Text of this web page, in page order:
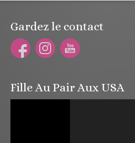
Gardez le contact
Fille Au Pair Aux USA